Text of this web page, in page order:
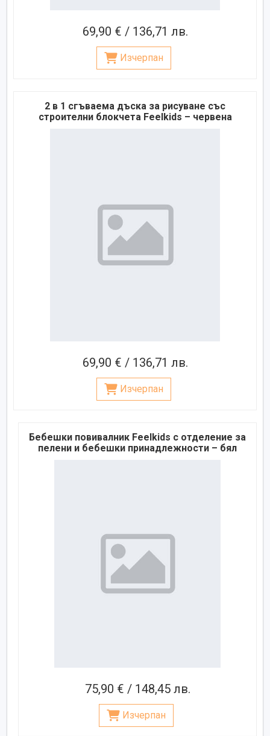
69,90 € / 136,71 лв.
Изчерпан
2 в 1 сгъваема дъска за рисуване със
строителни блокчета Feelkids – червена
69,90 € / 136,71 лв.
Изчерпан
Бебешки повивалник Feelkids с отделение за
пелени и бебешки принадлежности – бял
75,90 € / 148,45 лв.
Изчерпан